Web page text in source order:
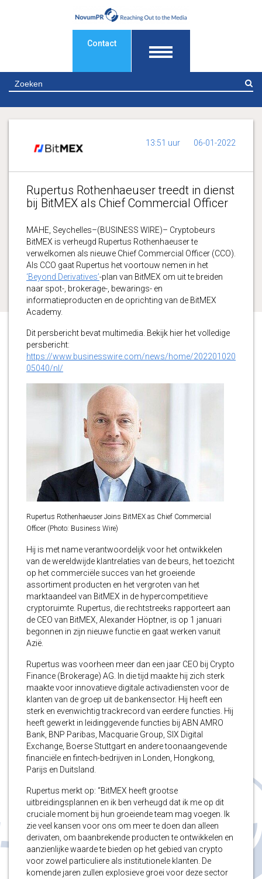
Contact
13:51 uur 06-01-2022
Rupertus Rothenhaeuser treedt in dienst
bij BitMEX als Chief Commercial Officer
MAHE, Seychelles–(BUSINESS WIRE)– Cryptobeurs
BitMEX is verheugd Rupertus Rothenhaeuser te
verwelkomen als nieuwe Chief Commercial Officer (CCO).
Als CCO gaat Rupertus het voortouw nemen in het
‘Beyond Derivatives’-plan van BitMEX om uit te breiden
naar spot-, brokerage-, bewarings- en
informatieproducten en de oprichting van de BitMEX
Academy.
Dit persbericht bevat multimedia. Bekijk hier het volledige
persbericht:
https://www.businesswire.com/news/home/202201020
05040/nl/
Rupertus Rothenhaeuser Joins BitMEX as Chief Commercial
Officer (Photo: Business Wire)
Hij is met name verantwoordelijk voor het ontwikkelen
van de wereldwijde klantrelaties van de beurs, het toezicht
op het commerciële succes van het groeiende
assortiment producten en het vergroten van het
marktaandeel van BitMEX in de hypercompetitieve
cryptoruimte. Rupertus, die rechtstreeks rapporteert aan
de CEO van BitMEX, Alexander Höptner, is op 1 januari
begonnen in zijn nieuwe functie en gaat werken vanuit
Azië.
Rupertus was voorheen meer dan een jaar CEO bij Crypto
Finance (Brokerage) AG. In die tijd maakte hij zich sterk
maakte voor innovatieve digitale activadiensten voor de
klanten van de groep uit de bankensector. Hij heeft een
sterk en evenwichtig trackrecord van eerdere functies. Hij
heeft gewerkt in leidinggevende functies bij ABN AMRO
Bank, BNP Paribas, Macquarie Group, SIX Digital
Exchange, Boerse Stuttgart en andere toonaangevende
financiële en fintech-bedrijven in Londen, Hongkong,
Parijs en Duitsland.
Rupertus merkt op: “BitMEX heeft grootse
uitbreidingsplannen en ik ben verheugd dat ik me op dit
cruciale moment bij hun groeiende team mag voegen. Ik
zie veel kansen voor ons om meer te doen dan alleen
derivaten, om baanbrekende producten te ontwikkelen en
aanzienlijke waarde te bieden op het gebied van crypto
voor zowel particuliere als institutionele klanten. De
komende jaren zullen explosieve groei voor deze sector